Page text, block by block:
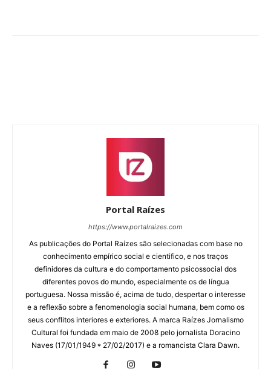
Portal Raízes
https://www.portalraizes.com
As publicações do Portal Raízes são selecionadas com base no
conhecimento empírico social e cientifico, e nos traços
definidores da cultura e do comportamento psicossocial dos
diferentes povos do mundo, especialmente os de língua
portuguesa. Nossa missão é, acima de tudo, despertar o interesse
e a reflexão sobre a fenomenologia social humana, bem como os
seus conflitos interiores e exteriores. A marca Raízes Jornalismo
Cultural foi fundada em maio de 2008 pelo jornalista Doracino
Naves (17/01/1949 * 27/02/2017) e a romancista Clara Dawn.